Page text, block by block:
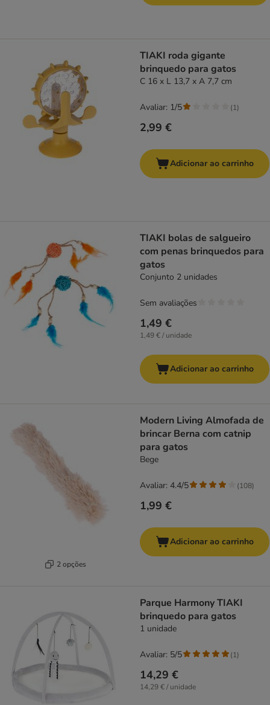
TIAKI roda gigante
brinquedo para gatos
C 16 x L 13,7 x A 7,7 cm
2,99 €
Avaliar: 1/5 (1)
Adicionar ao carrinho
TIAKI bolas de salgueiro
com penas brinquedos para
gatos
Conjunto 2 unidades
1,49 €
1,49 € / unidade
Sem avaliações
Adicionar ao carrinho
2 opções
Modern Living Almofada de
brincar Berna com catnip
para gatos
Bege
1,99 €
Avaliar: 4.4/5 (108)
Adicionar ao carrinho
Parque Harmony TIAKI
brinquedo para gatos
1 unidade
14,29 €
14,29 € / unidade
Avaliar: 5/5 (1)